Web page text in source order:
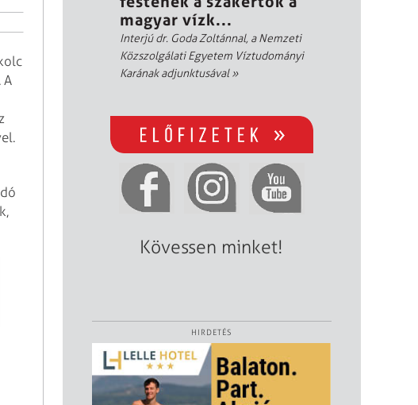
A
magyar vízk...
Interjú dr. Goda Zoltánnal, a Nemzeti
Közszolgálati Egyetem Víztudományi
Karának adjunktusával»
Kövessen minket!
HIRDETÉS